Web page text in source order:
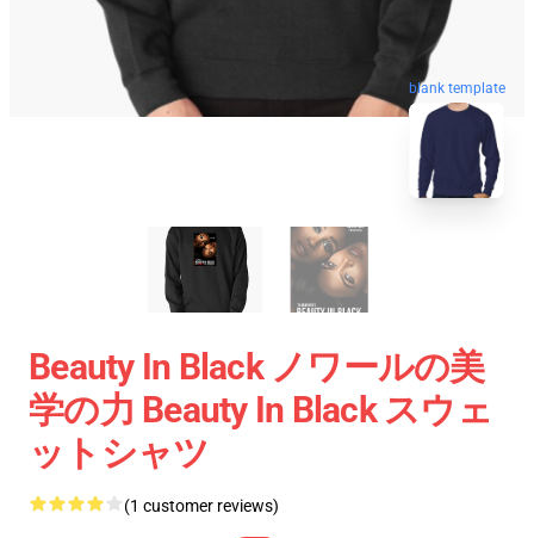
blank template
Beauty In Black ノワールの美
学の力 Beauty In Black スウェ
ットシャツ
(1 customer reviews)